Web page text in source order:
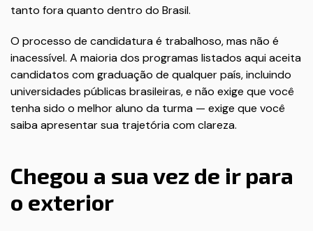
tanto fora quanto dentro do Brasil.
O processo de candidatura é trabalhoso, mas não é
inacessível. A maioria dos programas listados aqui aceita
candidatos com graduação de qualquer país, incluindo
universidades públicas brasileiras, e não exige que você
tenha sido o melhor aluno da turma — exige que você
saiba apresentar sua trajetória com clareza.
Chegou a sua vez de ir para
o exterior